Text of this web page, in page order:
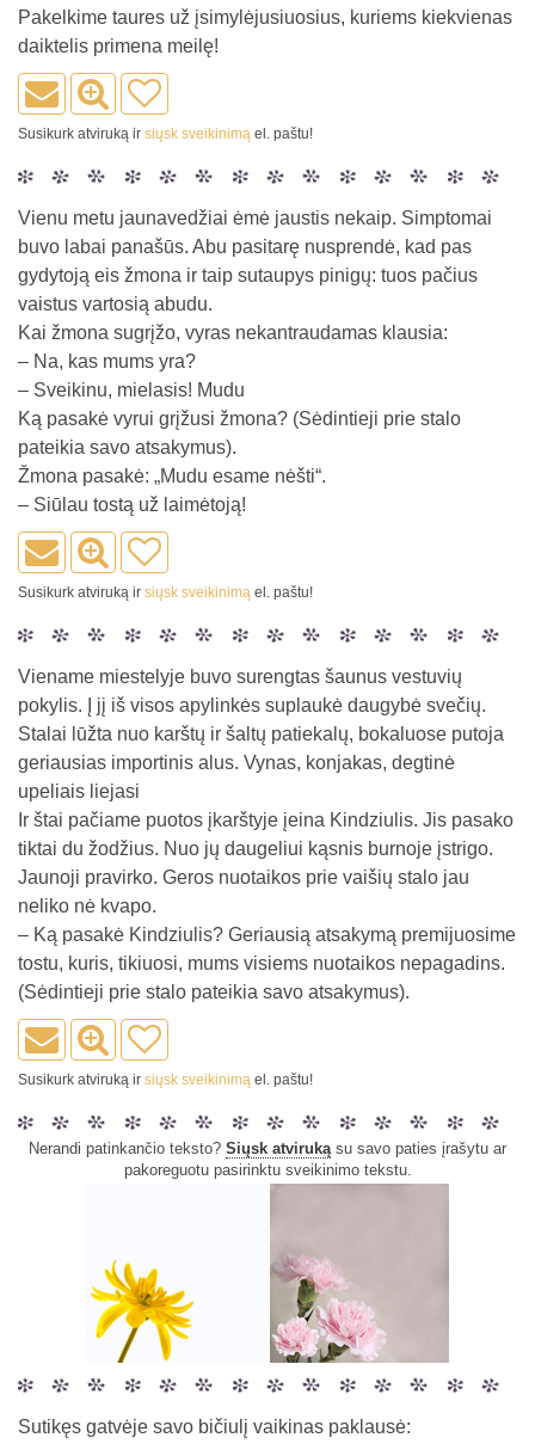
Pakelkime taures už įsimylėjusiuosius, kuriems kiekvienas
daiktelis primena meilę!
Susikurk atviruką ir siųsk sveikinimą el. paštu!
Vienu metu jaunavedžiai ėmė jaustis nekaip. Simptomai
buvo labai panašūs. Abu pasitarę nusprendė, kad pas
gydytoją eis žmona ir taip sutaupys pinigų: tuos pačius
vaistus vartosią abudu.
Kai žmona sugrįžo, vyras nekantraudamas klausia:
– Na, kas mums yra?
– Sveikinu, mielasis! Mudu
Ką pasakė vyrui grįžusi žmona? (Sėdintieji prie stalo
pateikia savo atsakymus).
Žmona pasakė: „Mudu esame nėšti“.
– Siūlau tostą už laimėtoją!
Susikurk atviruką ir siųsk sveikinimą el. paštu!
Viename miestelyje buvo surengtas šaunus vestuvių
pokylis. Į jį iš visos apylinkės suplaukė daugybė svečių.
Stalai lūžta nuo karštų ir šaltų patiekalų, bokaluose putoja
geriausias importinis alus. Vynas, konjakas, degtinė
upeliais liejasi
Ir štai pačiame puotos įkarštyje įeina Kindziulis. Jis pasako
tiktai du žodžius. Nuo jų daugeliui kąsnis burnoje įstrigo.
Jaunoji pravirko. Geros nuotaikos prie vaišių stalo jau
neliko nė kvapo.
– Ką pasakė Kindziulis? Geriausią atsakymą premijuosime
tostu, kuris, tikiuosi, mums visiems nuotaikos nepagadins.
(Sėdintieji prie stalo pateikia savo atsakymus).
Susikurk atviruką ir siųsk sveikinimą el. paštu!
Nerandi patinkančio teksto? Siųsk atvirukąsu savo paties įrašytu ar
pakoreguotu pasirinktu sveikinimo tekstu.
Sutikęs gatvėje savo bičiulį vaikinas paklausė: